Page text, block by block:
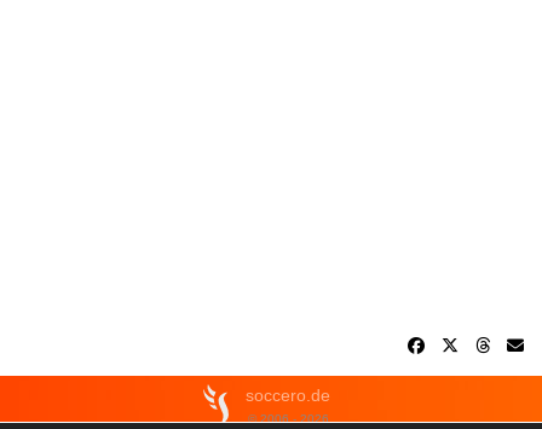
soccero.de
© 2006 - 2026